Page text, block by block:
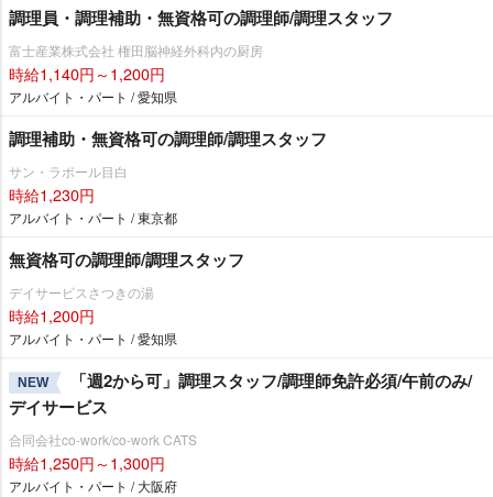
調理員・調理補助・無資格可の調理師/調理スタッフ
富士産業株式会社 権田脳神経外科内の厨房
時給1,140円～1,200円
アルバイト・パート / 愛知県
調理補助・無資格可の調理師/調理スタッフ
サン・ラポール目白
時給1,230円
アルバイト・パート / 東京都
無資格可の調理師/調理スタッフ
デイサービスさつきの湯
時給1,200円
アルバイト・パート / 愛知県
NEW
「週2から可」調理スタッフ/調理師免許必須/午前のみ/
デイサービス
合同会社co-work/co-work CATS
時給1,250円～1,300円
アルバイト・パート / 大阪府